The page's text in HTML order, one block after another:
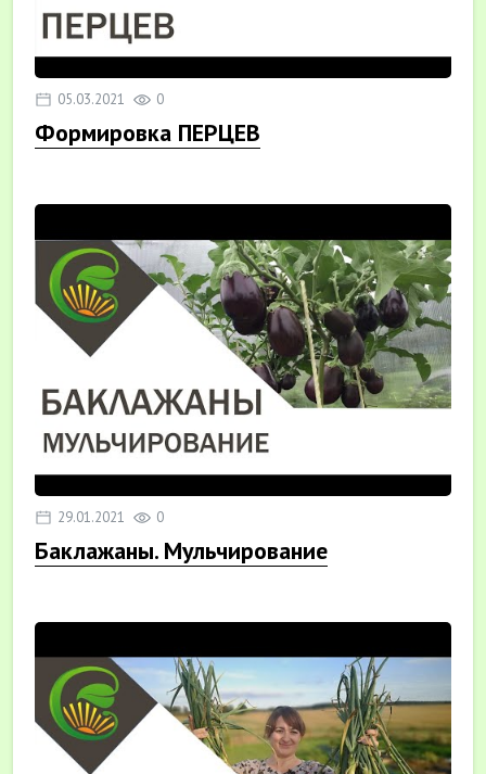
05.03.2021 0
Формировка ПЕРЦЕВ
29.01.2021 0
Баклажаны. Мульчирование